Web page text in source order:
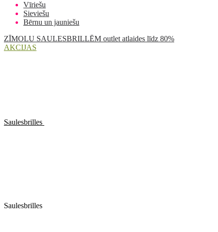
Vīriešu
Sieviešu
Bērnu un jauniešu
ZĪMOLU SAULESBRILLĒM outlet atlaides līdz 80%
AKCIJAS
Saulesbrilles
Saulesbrilles